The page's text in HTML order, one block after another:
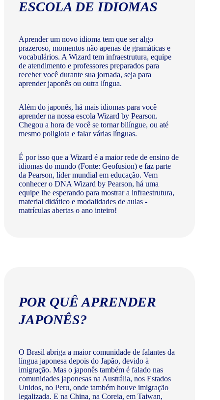
ESCOLA DE IDIOMAS
Aprender um novo idioma tem que ser algo
prazeroso, momentos não apenas de gramáticas e
vocabulários. A Wizard tem infraestrutura, equipe
de atendimento e professores preparados para
receber você durante sua jornada, seja para
aprender japonês ou outra língua.
Além do japonês, há mais idiomas para você
aprender na nossa escola Wizard by Pearson.
Chegou a hora de você se tornar bilíngue, ou até
mesmo poliglota e falar várias línguas.
É por isso que a Wizard é a maior rede de ensino de
idiomas do mundo (Fonte: Geofusion) e faz parte
da Pearson, líder mundial em educação. Vem
conhecer o DNA Wizard by Pearson, há uma
equipe lhe esperando para mostrar a infraestrutura,
material didático e modalidades de aulas -
matrículas abertas o ano inteiro!
POR QUÊ APRENDER
JAPONÊS?
O Brasil abriga a maior comunidade de falantes da
língua japonesa depois do Japão, devido à
imigração. Mas o japonês também é falado nas
comunidades japonesas na Austrália, nos Estados
Unidos, no Peru, onde também houve imigração
legalizada. E na China, na Coreia, em Taiwan,